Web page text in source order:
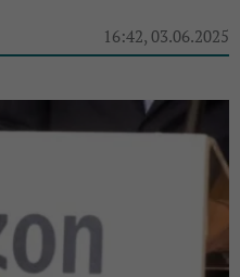
16:42, 03.06.2025